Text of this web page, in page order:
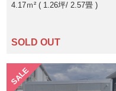
4.17ｍ² ( 1.26坪 2.57畳 )
SOLD OUT
SALE